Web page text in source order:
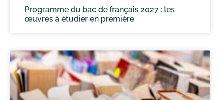
Programme du bac de français 2027 : les
œuvres à étudier en première